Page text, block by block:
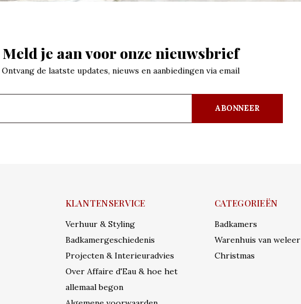
Meld je aan voor onze nieuwsbrief
Ontvang de laatste updates, nieuws en aanbiedingen via email
ABONNEER
KLANTENSERVICE
Verhuur & Styling
Badkamergeschiedenis
Projecten & Interieuradvies
Over Affaire d'Eau & hoe het
allemaal begon
CATEGORIEËN
Badkamers
Warenhuis van weleer
Christmas